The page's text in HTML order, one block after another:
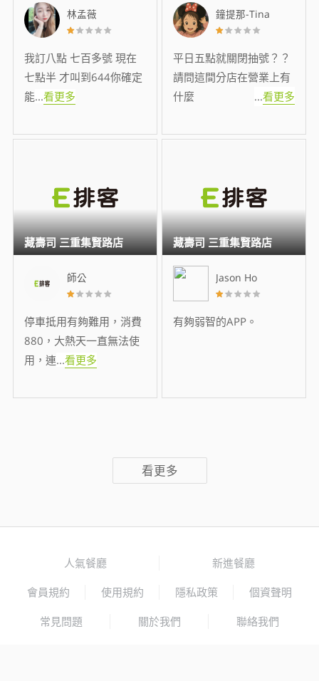
林孟薇
我訂八點 七百多號 現在
七點半 才叫到644你確定
能...看更多
鐘提那-Tina
平日五點就關閉抽號？？
請問這間分店在營業上有
什麼
...看更多
師公
停車抵用有夠難用，消費
880，大熱天一直無法使
用，連...看更多
藏壽司 三重集賢路店
Jason Ho
有夠弱智的APP。
藏壽司 三重集賢路店
看更多
人氣餐廳 新進餐廳
會員規約 使用規約 隱私政策 個資聲明
常見問題 關於我們 聯絡我們